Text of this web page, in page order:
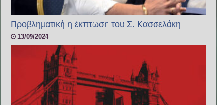
Προβληματική η έκπτωση του Σ. Κασσελάκη
13/09/2024